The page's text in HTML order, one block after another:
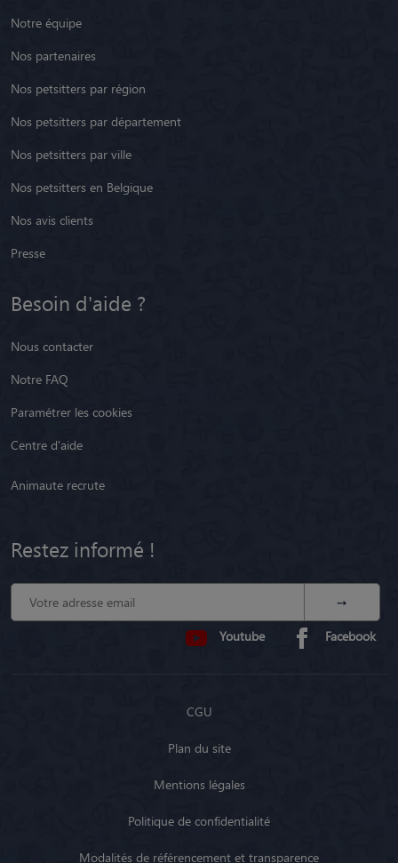
Notre équipe
Nos partenaires
Nos petsitters par région
Nos petsitters par département
Nos petsitters par ville
Nos petsitters en Belgique
Nos avis clients
Presse
Besoin d'aide ?
Nous contacter
Notre FAQ
Paramétrer les cookies
Centre d'aide
Animaute recrute
Restez informé !
Youtube Facebook
CGU
Plan du site
Mentions légales
Politique de confidentialité
Modalités de référencement et transparence